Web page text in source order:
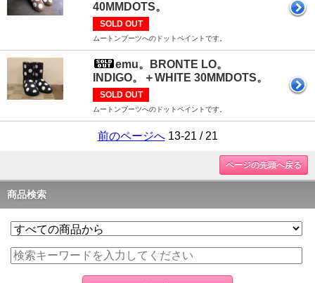
40MMDOTS。
SOLD OUT
ムートンブーツへのドットペイントです。
emu。BRONTE LO。
INDIGO。＋WHITE 30MMDOTS。
SOLD OUT
ムートンブーツへのドットペイントです。
前のページへ13-21 / 21
ページの先頭へ戻る
商品検索